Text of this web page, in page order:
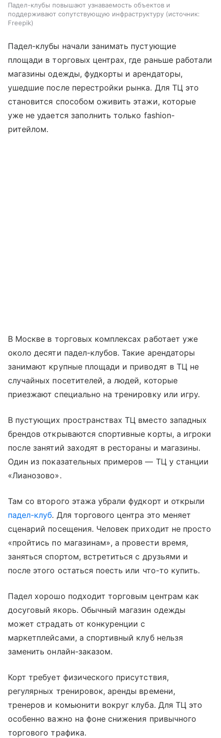
Падел-клубы повышают узнаваемость объектов и
поддерживают сопутствующую инфраструктуру
источник:
Freepik
Падел-клубы начали занимать пустующие
площади в торговых центрах, где раньше работали
магазины одежды, фудкорты и арендаторы,
ушедшие после перестройки рынка. Для ТЦ это
становится способом оживить этажи, которые
уже не удается заполнить только fashion-
ритейлом.
В Москве в торговых комплексах работает уже
около десяти падел-клубов. Такие арендаторы
занимают крупные площади и приводят в ТЦ не
случайных посетителей, а людей, которые
приезжают специально на тренировку или игру.
В пустующих пространствах ТЦ вместо западных
брендов открываются спортивные корты, а игроки
после занятий заходят в рестораны и магазины.
Один из показательных примеров — ТЦ у станции
«Лианозово».
Там со второго этажа убрали фудкорт и открыли
падел-клуб. Для торгового центра это меняет
сценарий посещения. Человек приходит не просто
«пройтись по магазинам», а провести время,
заняться спортом, встретиться с друзьями и
после этого остаться поесть или что-то купить.
Падел хорошо подходит торговым центрам как
досуговый якорь. Обычный магазин одежды
может страдать от конкуренции с
маркетплейсами, а спортивный клуб нельзя
заменить онлайн-заказом.
Корт требует физического присутствия,
регулярных тренировок, аренды времени,
тренеров и комьюнити вокруг клуба. Для ТЦ это
особенно важно на фоне снижения привычного
торгового трафика.